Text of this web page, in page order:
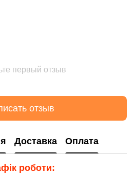
первый отзыв
отзыв
Доставка Оплата
роботи: